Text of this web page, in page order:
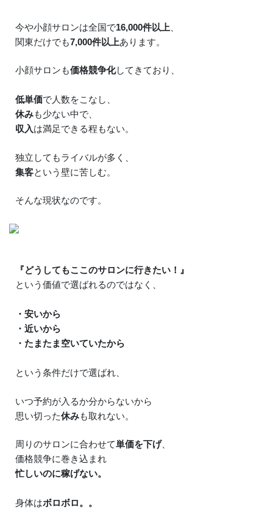
今や小顔サロンは全国で16,000件以上
関東だけでも7,000件以上あります。
小顔サロンも価格競争化してきており、
低単価で人数をこなし、
休みも少ない中で、
収入は満足できる程もない。
独立してもライバルが多く、
集客という壁に苦しむ。
そんな現状なのです。
『どうしてもここのサロンに行きたい！』
という価値で選ばれるのではなく、
・安いから
・近いから
・たまたま空いていたから
という条件だけで選ばれ、
いつ予約が入るか分からないから
思い切った休みも取れない。
周りのサロンに合わせて単価を下げ、
価格競争に巻き込まれ
忙しいのに稼げない。
身体はボロボロ。。